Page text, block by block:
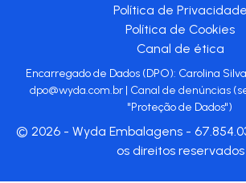
Política de Privacidade
Política de Cookies
Canal de ética
Encarregado de Dados (DPO): Carolina
dpo@wyda.com.br | Canal de denúncias
"Proteção de Dados")
© 2026 - Wyda Embalagens -
os direitos reservados